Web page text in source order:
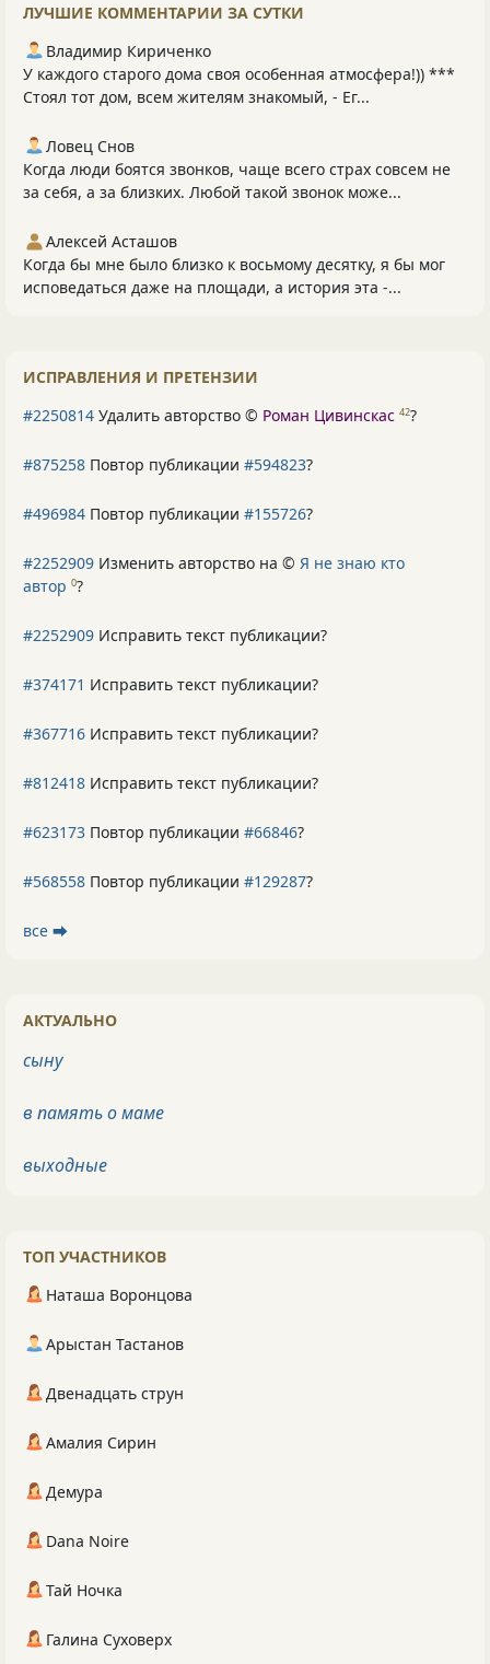
ЛУЧШИЕ КОММЕНТАРИИ ЗА СУТКИ
Владимир Кириченко
У каждого старого дома своя особенная атмосфера!)) ***
Стоял тот дом, всем жителям знакомый, - Ег...
Ловец Снов
Когда люди боятся звонков, чаще всего страх совсем не
за себя, а за близких. Любой такой звонок може...
Алексей Асташов
Когда бы мне было близко к восьмому десятку, я бы мог
исповедаться даже на площади, а история эта -...
ИСПРАВЛЕНИЯ И ПРЕТЕНЗИИ
#2250814 Удалить авторство © Роман Цивинскас 42?
#875258 Повтор публикации #594823?
#496984 Повтор публикации #155726?
#2252909 Изменить авторство на © Я не знаю кто
автор 0?
#2252909 Исправить текст публикации?
#374171 Исправить текст публикации?
#367716 Исправить текст публикации?
#812418 Исправить текст публикации?
#623173 Повтор публикации #66846?
#568558 Повтор публикации #129287?
все ⮕
АКТУАЛЬНО
сыну
в память о маме
выходные
ТОП УЧАСТНИКОВ
Наташа Воронцова
Арыстан Тастанов
Двенадцать струн
Амалия Сирин
Демура
Dana Noire
Тай Ночка
Галина Суховерх